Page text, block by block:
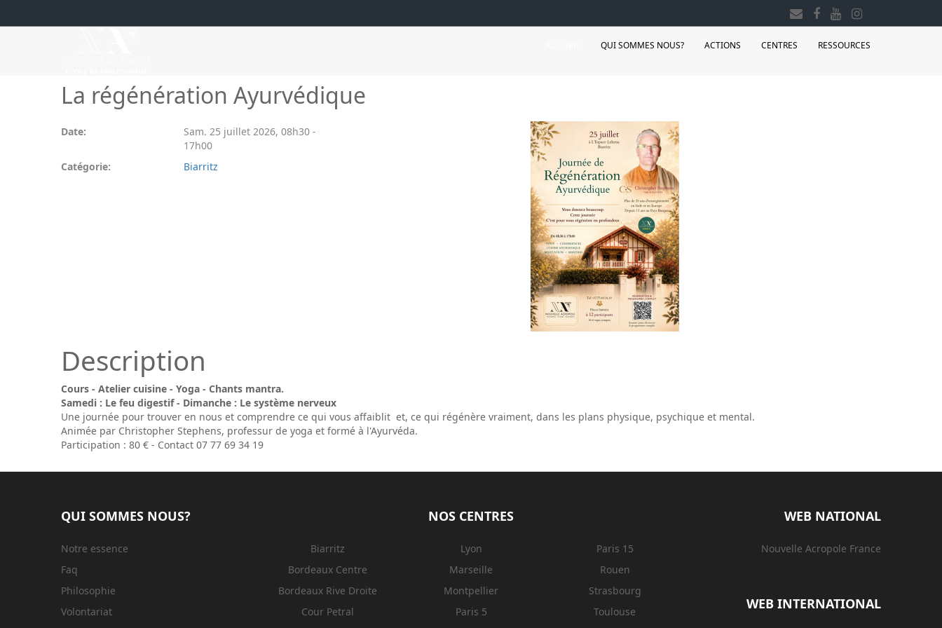
QUI SOMMES NOUS? ACTIONS CENTRES RESSOURCES
La régénération Ayurvédique
Date: Sam. 25 juillet 2026, 08h30 -
17h00
Catégorie:
Biarritz
Description
Cours - Atelier cuisine - Yoga - Chants mantra.
Samedi : Le feu digestif - Dimanche : Le système nerveux
Une journée pour trouver en nous et comprendre ce qui vous affaiblit et, ce qui régénère vraiment, dans les plans physique, psychique et mental.
Animée par Christopher Stephens, professur de yoga et formé à l'Ayurvéda.
Participation : 80 € - Contact 07 77 69 34 19
QUI SOMMES NOUS?
Notre essence
Faq
Philosophie
Volontariat
NOS CENTRES
Biarritz
Bordeaux Centre
Bordeaux Rive Droite
Cour Petral
Lyon
Marseille
Montpellier
Paris 5
Paris 15
Rouen
Strasbourg
Toulouse
WEB NATIONAL
Nouvelle Acropole France
WEB INTERNATIONAL